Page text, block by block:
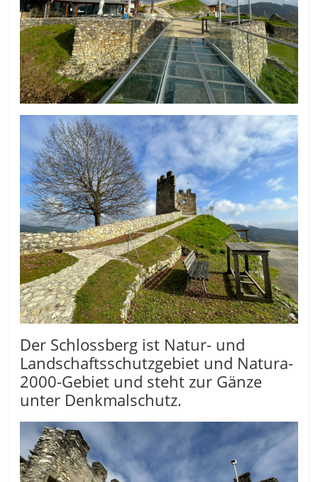
Der Schlossberg ist Natur- und
Landschaftsschutzgebiet und Natura-
2000-Gebiet und steht zur Gänze
unter Denkmalschutz.